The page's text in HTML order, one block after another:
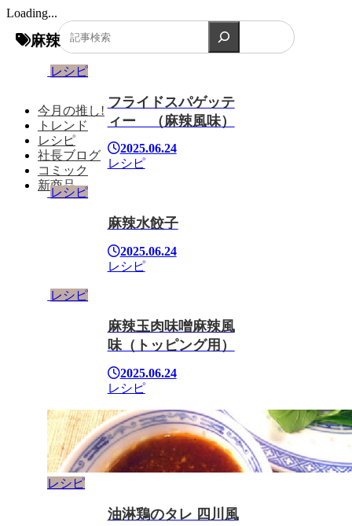
Loading...
今月の推し!
トレンド
レシピ
社長ブログ
コミック
新商品
麻辣
レシピ
フライドスパゲッテ
ィー （麻辣風味）
2025.06.24
レシピ
レシピ
麻辣水餃子
2025.06.24
レシピ
レシピ
麻辣玉肉味噌麻辣風
味（トッピング用）
2025.06.24
レシピ
レシピ
油淋鶏のタレ 四川風